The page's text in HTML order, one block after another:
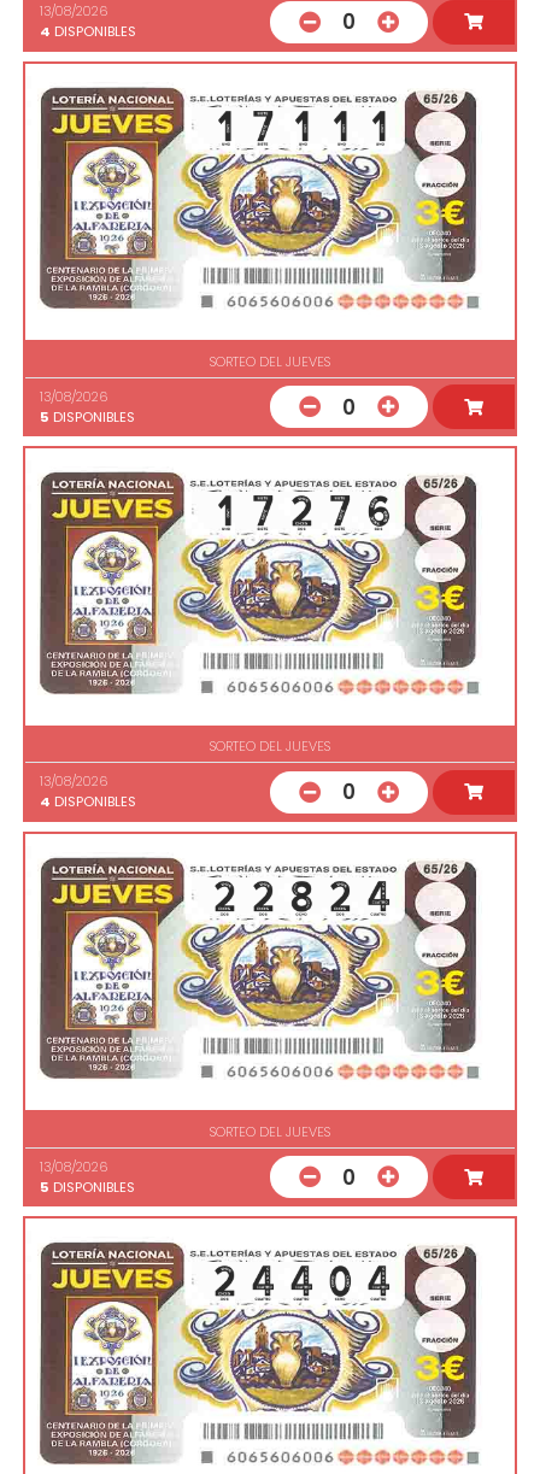
13/08/2026
4 DISPONIBLES 0
SORTEO DEL JUEVES
13/08/2026
5 DISPONIBLES 0
SORTEO DEL JUEVES
13/08/2026
4 DISPONIBLES 0
SORTEO DEL JUEVES
13/08/2026
5 DISPONIBLES 0